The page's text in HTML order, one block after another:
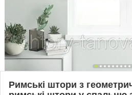
Римські штори з